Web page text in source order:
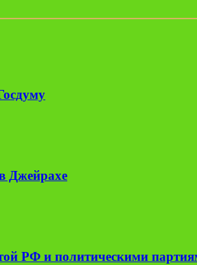
Джейрахе
РФ и политическими